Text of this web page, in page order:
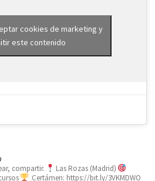
cookies de marketing y
este contenido
compartir.
Las Rozas (Madrid)
Certámen: https://bit.ly/3VKMDWO